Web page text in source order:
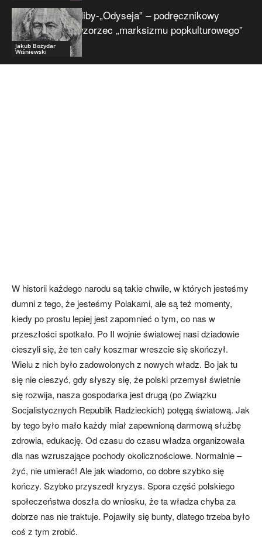
Jakub Bożydar
Wiśniewski
Niby-„Odyseja” – podręcznikowy
wzorzec „marksizmu popkulturowego”
W historii każdego narodu są takie chwile, w których jesteśmy
dumni z tego, że jesteśmy Polakami, ale są też momenty,
kiedy po prostu lepiej jest zapomnieć o tym, co nas w
przeszłości spotkało. Po II wojnie światowej nasi dziadowie
cieszyli się, że ten cały koszmar wreszcie się skończył.
Wielu z nich było zadowolonych z nowych władz. Bo jak tu
się nie cieszyć, gdy słyszy się, że polski przemysł świetnie
się rozwija, nasza gospodarka jest drugą (po Związku
Socjalistycznych Republik Radzieckich) potęgą światową. Jak
by tego było mało każdy miał zapewnioną darmową służbę
zdrowia, edukację. Od czasu do czasu władza organizowała
dla nas wzruszające pochody okolicznościowe. Normalnie –
żyć, nie umierać! Ale jak wiadomo, co dobre szybko się
kończy. Szybko przyszedł kryzys. Spora część polskiego
społeczeństwa doszła do wniosku, że ta władza chyba za
dobrze nas nie traktuje. Pojawiły się bunty, dlatego trzeba było
coś z tym zrobić.